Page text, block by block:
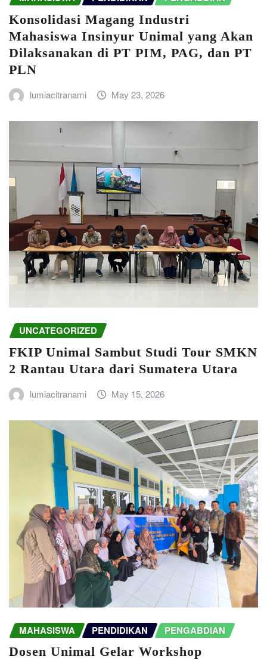
Konsolidasi Magang Industri
Mahasiswa Insinyur Unimal yang Akan
Dilaksanakan di PT PIM, PAG, dan PT
PLN
lumiacitranami May 23, 2026
UNCATEGORIZED
FKIP Unimal Sambut Studi Tour SMKN
2 Rantau Utara dari Sumatera Utara
lumiacitranami May 15, 2026
MAHASISWA PENDIDIKAN PENGABDIAN
Dosen Unimal Gelar Workshop